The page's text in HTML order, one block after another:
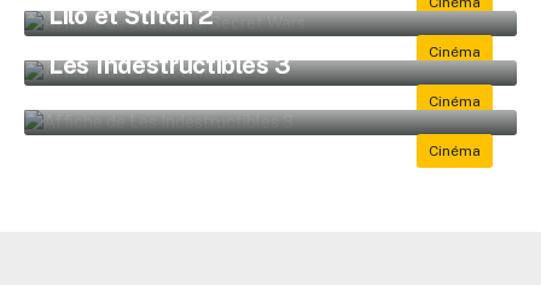
Lilo et Stitch 2
Les Indestructibles 3
✕